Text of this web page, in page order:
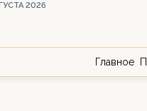
2026
Главное